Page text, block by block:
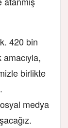
420 bin
birlikte
medya